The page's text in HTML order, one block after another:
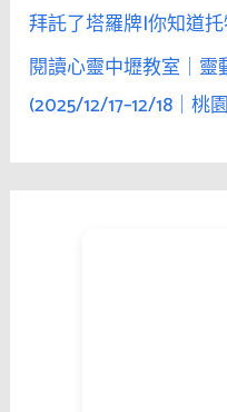
拜託了塔羅牌|你知道
閱讀心靈中壢教室｜
(2025/12/17–12/18｜桃